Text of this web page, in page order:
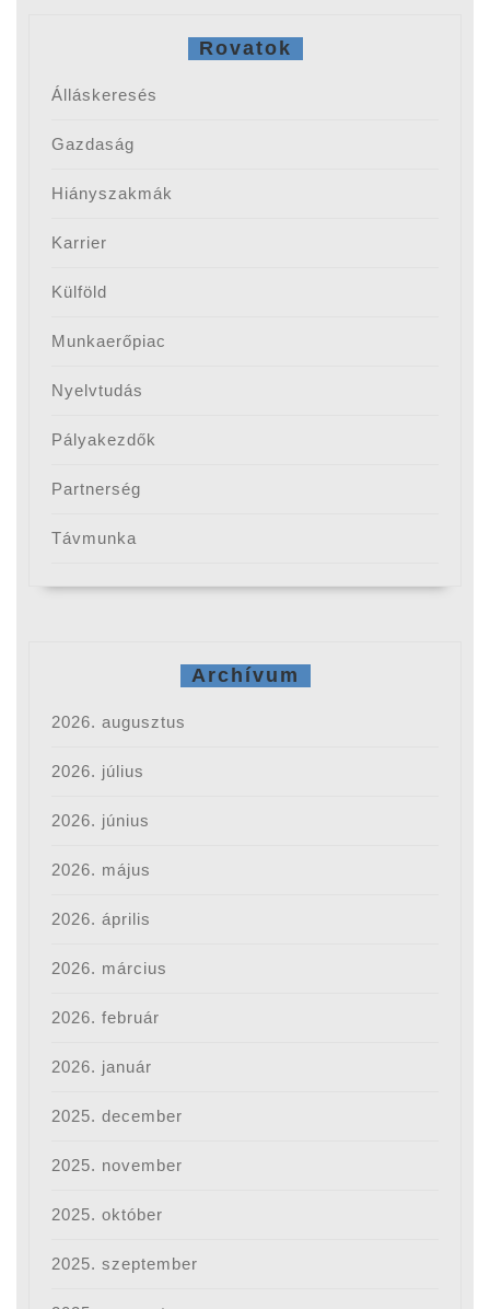
Rovatok
Álláskeresés
Gazdaság
Hiányszakmák
Karrier
Külföld
Munkaerőpiac
Nyelvtudás
Pályakezdők
Partnerség
Távmunka
Archívum
2026. augusztus
2026. július
2026. június
2026. május
2026. április
2026. március
2026. február
2026. január
2025. december
2025. november
2025. október
2025. szeptember